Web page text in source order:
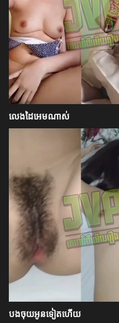
លេងដៃអេមណាស់
បងចុយអូនទៀតហើយ